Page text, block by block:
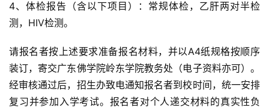
4、体检报告（含以下项目）：常规体检，乙肝两对半检
测，HIV检测。
请报名者按上述要求准备报名材料，并以A4纸规格按顺序
装订，寄交广东佛学院岭东学院教务处（电子资料亦可）。
经审核通过后，招生办致电通知报名者到校时间，统一安排
复习并参加入学考试。报名者对个人递交材料的真实性负